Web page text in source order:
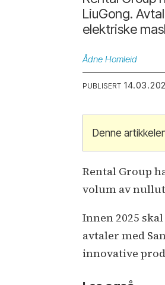
LiuGong.
elektriske
Ådne Homleid
PUBLISERT
Denne
Rental Group
volum av
Innen 2025
avtaler med
innovative